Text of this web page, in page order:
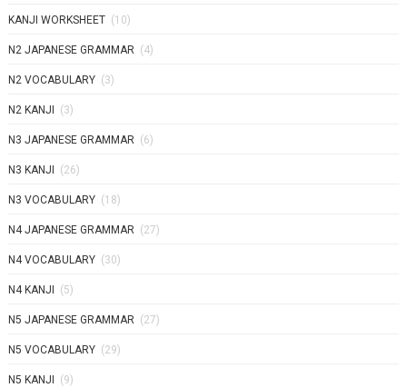
KANJI WORKSHEET (10)
N2 JAPANESE GRAMMAR (4)
N2 VOCABULARY (3)
N2 KANJI (3)
N3 JAPANESE GRAMMAR (6)
N3 KANJI (26)
N3 VOCABULARY (18)
N4 JAPANESE GRAMMAR (27)
N4 VOCABULARY (30)
N4 KANJI (5)
N5 JAPANESE GRAMMAR (27)
N5 VOCABULARY (29)
N5 KANJI (9)